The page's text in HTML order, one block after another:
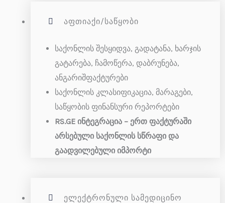
ᲐᲤᲗᲘᲐᲥᲘ/ᲡᲐᲬᲧᲝᲑᲘ
საქონლის შესყიდვა, გადატანა, ხარჯის
გატარება, ჩამოწერა, დაბრუნება,
ანგარიშფაქტურები
საქონლის კლასიფიკაცია, მარაგები,
საწყობის ფინანსური რეპორტები
RS.GE ინტეგრაცია – ერთ ფაქტურაში
არსებული საქონლის სწრაფი და
გაადვილებული იმპორტი
ᲔᲚᲔᲥᲢᲠᲝᲜᲣᲚᲘ ᲡᲐᲛᲔᲓᲘᲪᲘᲜᲝ